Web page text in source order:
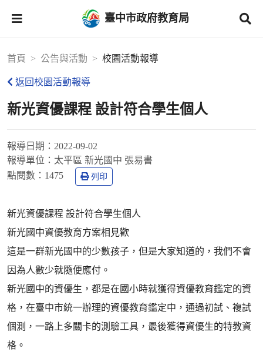
臺中市政府教育局
首頁 公告與活動 校園活動報導
返回校園活動報導
新光資優課程 設計符合學生個人
報導日期： 2022-09-02
報導單位： 太平區 新光國中 張易書
點閱數： 1475 列印
新光資優課程 設計符合學生個人
新光國中資優教育方案相見歡
這是一群新光國中的少數孩子，但是大家知道的，我們不會
因為人數少就隨便應付。
新光國中的資優生，都是在國小時就獲得資優教育鑑定的資
格，在臺中市統一辦理的資優教育鑑定中，通過初試、複試
個測，一路上多關卡的測驗工具，最後獲得資優生的特教資
格。